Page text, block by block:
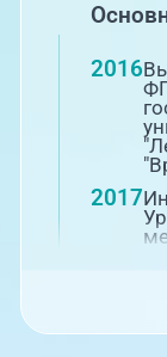
2016
2017